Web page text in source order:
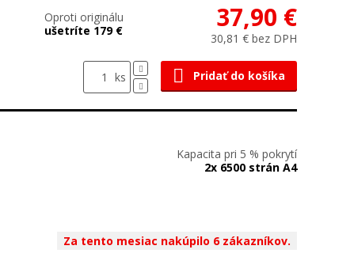
Oproti originálu
ušetríte 179 €
37,90 €
30,81 € bez DPH
ks Pridať do košíka
Kapacita pri 5 % pokrytí
2x 6500 strán A4
Za tento mesiac nakúpilo 6 zákazníkov.